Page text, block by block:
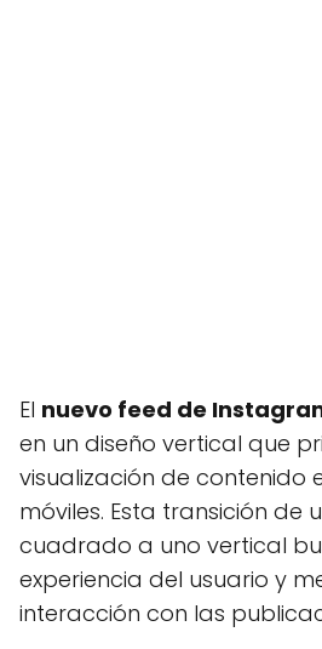
El nuevo feed de
en un diseño vertical que
visualización de contenido
móviles. Esta transición de
cuadrado a uno vertical
experiencia del usuario y
interacción con las